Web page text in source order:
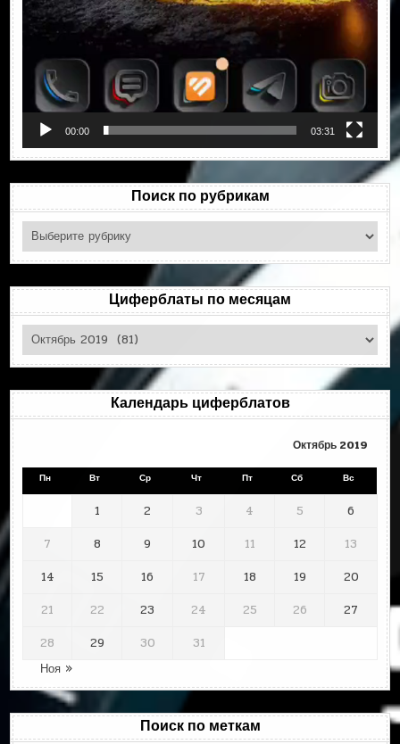
00:00 03:31
Поиск по рубрикам
Поиск
рубрикам
Циферблаты по месяцам
Циферблаты
месяцам
Календарь циферблатов
Октябрь 2019
Пн Вт Ср Чт Пт Сб Вс
1 2 3 4 5
6
7
8 9 10 11 12
13
14
15 16 17 18 19
20
21
22 23 24 25 26
27
28
29 30
31
Ноя »
Поиск по меткам